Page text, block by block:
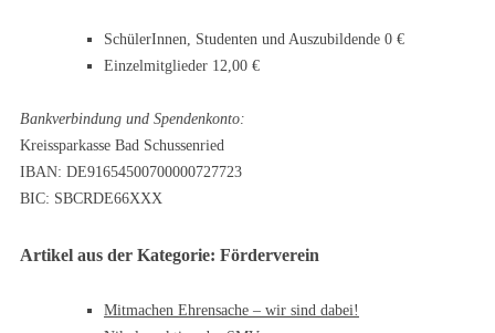
SchülerInnen, Studenten und Auszubildende 0 €
Einzelmitglieder 12,00 €
Bankverbindung und Spendenkonto:
Kreissparkasse Bad Schussenried
IBAN: DE91654500700000727723
BIC: SBCRDE66XXX
Artikel aus der Kategorie: Förderverein
Mitmachen Ehrensache – wir sind dabei!